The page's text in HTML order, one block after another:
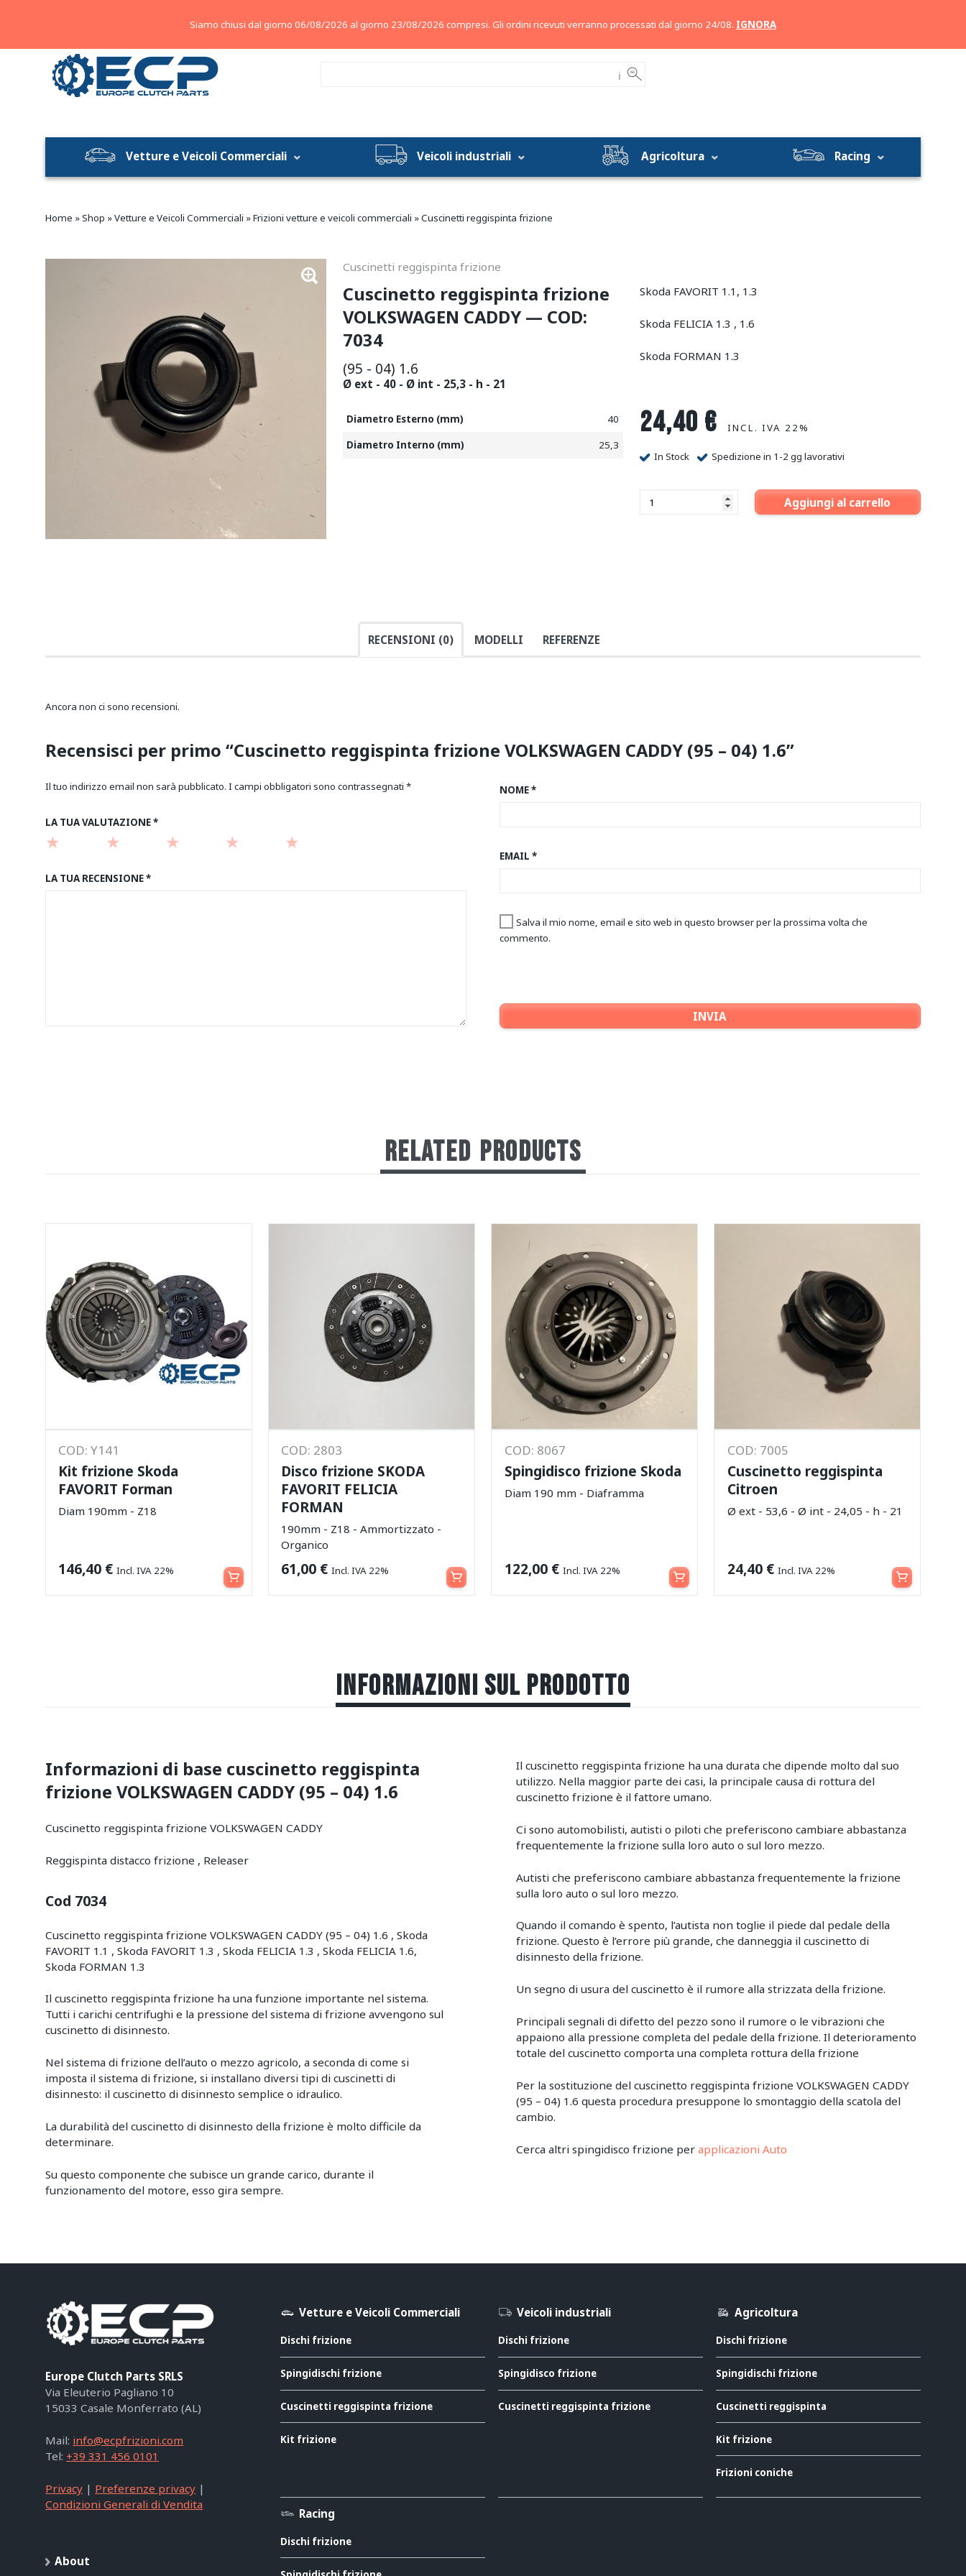
ℹ
Vetture e Veicoli Commerciali Veicoli industriali Agricoltura Racing
Home »Shop »Vetture e Veicoli Commerciali »Frizioni vetture e veicoli commerciali »Cuscinetti reggispinta frizione
Cuscinetti reggispinta frizione
Cuscinetto reggispinta frizione
VOLKSWAGEN CADDY — COD:
7034
(95 - 04) 1.6
Ø ext - 40 - Ø int - 25,3 - h - 21
Diametro Esterno (mm)
40
Diametro Interno (mm)
25,3
Skoda FAVORIT 1.1, 1.3
Skoda FELICIA 1.3 , 1.6
Skoda FORMAN 1.3
24,40 € INCL. IVA 22%
In Stock Spedizione in 1-2 gg lavorativi
Aggiungi al carrello
RECENSIONI (0) MODELLI REFERENZE
Ancora non ci sono recensioni.
Recensisci per primo “Cuscinetto reggispinta frizione VOLKSWAGEN CADDY (95 – 04) 1.6”
Il tuo indirizzo email non sarà pubblicato. I campi obbligatori sono contrassegnati*
LA TUA VALUTAZIONE*
LA TUA RECENSIONE*
NOME*
EMAIL *
Salva il mio nome, email e sito web in questo browser per la prossima volta che
commento.
RELATED PRODUCTS
COD: Y141
Kit frizione Skoda
FAVORIT Forman
Diam 190mm - Z18
146,40 € Incl. IVA 22% Leggi tutto
COD: 2803
Disco frizione SKODA
FAVORIT FELICIA
FORMAN
190mm - Z18 - Ammortizzato -
Organico
61,00 € Incl. IVA 22% Aggiungi al carrello
COD: 8067
Spingidisco frizione Skoda
Diam 190 mm - Diaframma
122,00 € Incl. IVA 22% Aggiungi al carrello
COD: 7005
Cuscinetto reggispinta
Citroen
Ø ext - 53,6 - Ø int - 24,05 - h - 21
24,40 € Incl. IVA 22% Aggiungi al carrello
INFORMAZIONI SUL PRODOTTO
Informazioni di base cuscinetto reggispinta
frizione VOLKSWAGEN CADDY (95 – 04) 1.6
Cuscinetto reggispinta frizione VOLKSWAGEN CADDY
Reggispinta distacco frizione , Releaser
Cod 7034
Cuscinetto reggispinta frizione VOLKSWAGEN CADDY (95 – 04) 1.6 , Skoda
FAVORIT 1.1 , Skoda FAVORIT 1.3 , Skoda FELICIA 1.3 , Skoda FELICIA 1.6,
Skoda FORMAN 1.3
Il cuscinetto reggispinta frizione ha una funzione importante nel sistema.
Tutti i carichi centrifughi e la pressione del sistema di frizione avvengono sul
cuscinetto di disinnesto.
Nel sistema di frizione dell’auto o mezzo agricolo, a seconda di come si
imposta il sistema di frizione, si installano diversi tipi di cuscinetti di
disinnesto: il cuscinetto di disinnesto semplice o idraulico.
La durabilità del cuscinetto di disinnesto della frizione è molto difficile da
determinare.
Su questo componente che subisce un grande carico, durante il
funzionamento del motore, esso gira sempre.
Il cuscinetto reggispinta frizione ha una durata che dipende molto dal suo
utilizzo. Nella maggior parte dei casi, la principale causa di rottura del
cuscinetto frizione è il fattore umano.
Ci sono automobilisti, autisti o piloti che preferiscono cambiare abbastanza
frequentemente la frizione sulla loro auto o sul loro mezzo.
Autisti che preferiscono cambiare abbastanza frequentemente la frizione
sulla loro auto o sul loro mezzo.
Quando il comando è spento, l’autista non toglie il piede dal pedale della
frizione. Questo è l’errore più grande, che danneggia il cuscinetto di
disinnesto della frizione.
Un segno di usura del cuscinetto è il rumore alla strizzata della frizione.
Principali segnali di difetto del pezzo sono il rumore o le vibrazioni che
appaiono alla pressione completa del pedale della frizione. Il deterioramento
totale del cuscinetto comporta una completa rottura della frizione
Per la sostituzione del cuscinetto reggispinta frizione VOLKSWAGEN CADDY
(95 – 04) 1.6 questa procedura presuppone lo smontaggio della scatola del
cambio.
Cerca altri spingidisco frizione per applicazioni Auto
Europe Clutch Parts SRLS
Via Eleuterio Pagliano 10
15033 Casale Monferrato (AL)
Mail: info@ecpfrizioni.com
Tel: +39 331 456 0101
Privacy | Preferenze privacy |
Condizioni Generali di Vendita
About
Vetture e Veicoli Commerciali
Dischi frizione
Spingidischi frizione
Cuscinetti reggispinta frizione
Kit frizione
Veicoli industriali
Dischi frizione
Spingidisco frizione
Cuscinetti reggispinta frizione
Agricoltura
Dischi frizione
Spingidischi frizione
Cuscinetti reggispinta
Kit frizione
Frizioni coniche
Racing
Dischi frizione
Siamo chiusi dal giorno 06/08/2026 al giorno 23/08/2026 compresi. Gli ordini ricevuti verranno processati dal giorno 24/08. IGNORA